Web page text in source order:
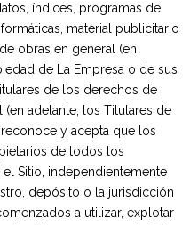
índices, programas de
material publicitario
obras en general (en
de La Empresa o de sus
de los derechos de
adelante, los Titulares de
y acepta que los
de todos los
Sitio, independientemente
depósito o la jurisdicción
a utilizar, explotar